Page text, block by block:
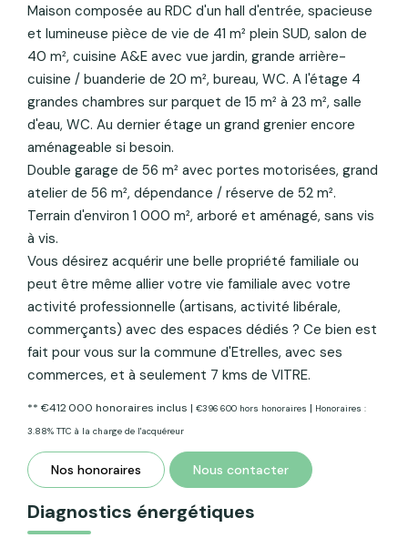
Maison composée au RDC d'un hall d'entrée, spacieuse
et lumineuse pièce de vie de 41 m² plein SUD, salon de
40 m², cuisine A&E avec vue jardin, grande arrière-
cuisine / buanderie de 20 m², bureau, WC. A l'étage 4
grandes chambres sur parquet de 15 m² à 23 m², salle
d'eau, WC. Au dernier étage un grand grenier encore
aménageable si besoin.
Double garage de 56 m² avec portes motorisées, grand
atelier de 56 m², dépendance / réserve de 52 m².
Terrain d'environ 1 000 m², arboré et aménagé, sans vis
à vis.
Vous désirez acquérir une belle propriété familiale ou
peut être même allier votre vie familiale avec votre
activité professionnelle (artisans, activité libérale,
commerçants) avec des espaces dédiés ? Ce bien est
fait pour vous sur la commune d'Etrelles, avec ses
commerces, et à seulement 7 kms de VITRE.
** €412 000 honoraires inclus | €396 600 hors honoraires | Honoraires :
3.88% TTC à la charge de l'acquéreur
Nos honoraires Nous contacter
Diagnostics énergétiques